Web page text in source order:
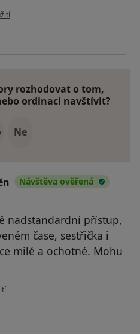
Váš účet byl odstraněn
rozhodovat o tom,
ordinaci navštívit?
Ne
Návštěva ověřená
nadstandardní přístup,
čase, sestřička i
milé a ochotné. Mohu
Váš účet byl odstraněn